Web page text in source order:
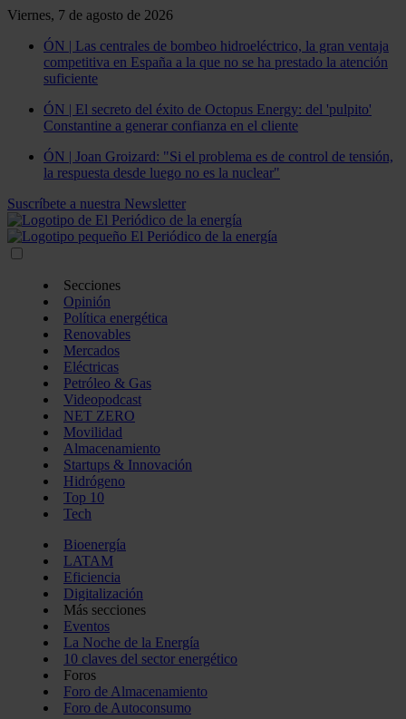
Viernes, 7 de agosto de 2026
ÓN | Las centrales de bombeo hidroeléctrico, la gran ventaja
competitiva en España a la que no se ha prestado la atención
suficiente
ÓN | El secreto del éxito de Octopus Energy: del 'pulpito'
Constantine a generar confianza en el cliente
ÓN | Joan Groizard: "Si el problema es de control de tensión,
la respuesta desde luego no es la nuclear"
Suscríbete a nuestra Newsletter
Secciones
Opinión
Política energética
Renovables
Mercados
Eléctricas
Petróleo & Gas
Videopodcast
NET ZERO
Movilidad
Almacenamiento
Startups & Innovación
Hidrógeno
Top 10
Tech
Bioenergía
LATAM
Eficiencia
Digitalización
Más secciones
Eventos
La Noche de la Energía
10 claves del sector energético
Foros
Foro de Almacenamiento
Foro de Autoconsumo